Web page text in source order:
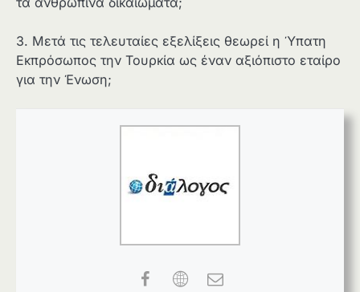
3. Μετά τις τελευταίες εξελίξεις θεωρεί η Ύπατη
Εκπρόσωπος την Τουρκία ως έναν αξιόπιστο εταίρο
για την Ένωση;